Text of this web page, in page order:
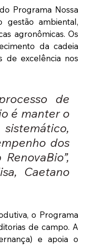
Programa Nossa
gestão ambiental,
agronômicas. Os
da cadeia
de excelência nos
de
é manter o
dos
Caetano
o Programa
de campo. A
e apoia o